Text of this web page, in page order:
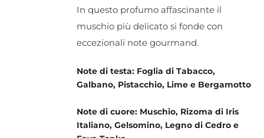
In questo profumo affascinante il
muschio più delicato si fonde con
eccezionali note gourmand.
Note di testa: Foglia di Tabacco,
Galbano, Pistacchio, Lime e Bergamotto
Note di cuore: Muschio, Rizoma di Iris
Italiano, Gelsomino, Legno di Cedro e